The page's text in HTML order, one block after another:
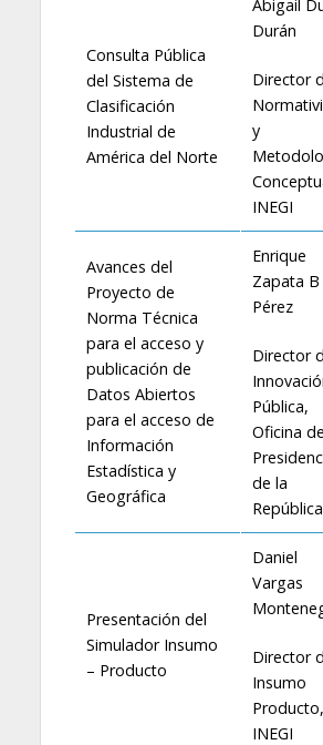
Consulta Pública
del Sistema de
Clasificación
Industrial de
América del Norte
Abigail
Durán
Director
y
INEGI
Avances del
Proyecto de
Norma Técnica
para el acceso y
publicación de
Datos Abiertos
para el acceso de
Información
Estadística y
Geográfica
Enrique
Zapata B
Pérez
Director
Pública,
Oficina
de la
República
Presentación del
Simulador Insumo
– Producto
Daniel
Vargas
Director
Insumo
Producto,
INEGI